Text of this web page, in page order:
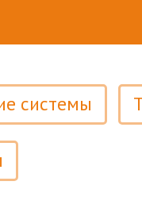
системы